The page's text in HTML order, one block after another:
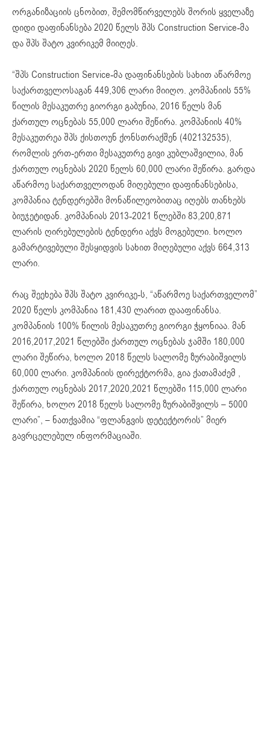
ორგანიზაციის ცნობით, შემომწირველებს შორის ყველაზე
დიდი დაფინანსება 2020 წელს შპს Construction Service-მა
და შპს შატო კვირიკემ მიიღეს.
“შპს Construction Service-მა დაფინანსების სახით აწარმოე
საქართველოსაგან 449,306 ლარი მიიღო. კომპანიის 55%
წილის მესაკუთრე გიორგი გაბუნია, 2016 წელს მან
ქართულ ოცნებას 55,000 ლარი შეწირა. კომპანიის 40%
მესაკუთრეა შპს ქისთოუნ ქონსთრაქშენ (402132535),
რომლის ერთ-ერთი მესაკუთრე გივი კუბლაშვილია, მან
ქართულ ოცნებას 2020 წელს 60,000 ლარი შეწირა. გარდა
აწარმოე საქართველოდან მიღებული დაფინანსებისა,
კომპანია ტენდერებში მონაწილეობითაც იღებს თანხებს
ბიუჯეტიდან. კომპანიას 2013-2021 წლებში 83,200,871
ლარის ღირებულების ტენდერი აქვს მოგებული. ხოლო
გამარტივებული შესყიდვის სახით მიღებული აქვს 664,313
ლარი.
რაც შეეხება შპს შატო კვირიკე-ს, “აწარმოე საქართველომ”
2020 წელს კომპანია 181,430 ლარით დააფინანსა.
კომპანიის 100% წილის მესაკუთრე გიორგი ჭყონიაა. მან
2016,2017,2021 წლებში ქართულ ოცნებას ჯამში 180,000
ლარი შეწირა, ხოლო 2018 წელს სალომე ზურაბიშვილს
60,000 ლარი. კომპანიის დირექტორმა, გია ქათამაძემ ,
ქართულ ოცნებას 2017,2020,2021 წლებში 115,000 ლარი
შეწირა, ხოლო 2018 წელს სალომე ზურაბიშვილს – 5000
ლარი”, – ნათქვამია “ფლანგვის დეტექტორის” მიერ
გავრცელებულ ინფორმაციაში.